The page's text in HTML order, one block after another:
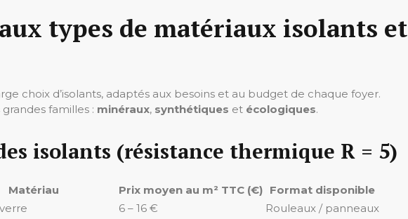
types de matériaux isolants et
choix d’isolants, adaptés aux besoins et au budget de chaque foyer.
familles : minéraux, synthétiques et écologiques.
isolants (résistance thermique R = 5)
Matériau Prix moyen au m² TTC (€) Format disponible
6 – 16 €
Rouleaux / panneaux